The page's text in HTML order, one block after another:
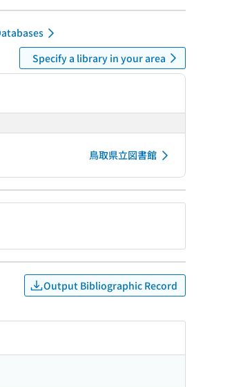
Specify a library in your area
鳥取県立図書館
Output Bibliographic Record